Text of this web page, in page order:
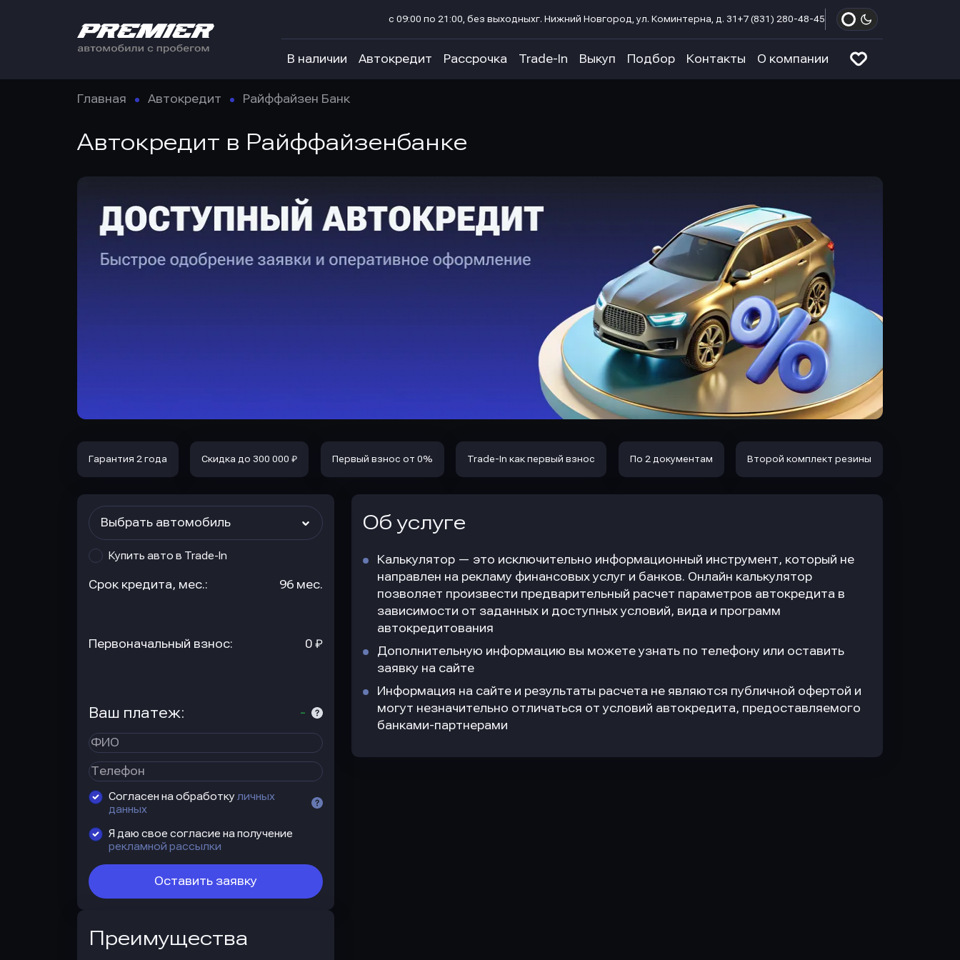
с 09:00 по 21:00, без выходныхг. Нижний Новгород, ул. Коминтерна, д. 31 +7 (831) 280-48-45
В наличии Автокредит Рассрочка Trade-In Выкуп Подбор Контакты О компании
Главная Автокредит Райффайзен Банк
Автокредит в Райффайзенбанке
Гарантия 2 года Скидка до 300 000 ₽ Первый взнос от 0% Trade-In как первый взнос По 2 документам Второй комплект резины
Выбрать автомобиль
Купить авто в Trade-In
Срок кредита, мес.: 96 мес.
Первоначальный взнос: 0 ₽
Ваш платеж: -
Согласен на обработку личных
данных
Я даю свое согласие на получение
рекламной рассылки
Оставить заявку
Преимущества
Об услуге
Калькулятор — это исключительно информационный инструмент, который не
направлен на рекламу финансовых услуг и банков. Онлайн калькулятор
позволяет произвести предварительный расчет параметров автокредита в
зависимости от заданных и доступных условий, вида и программ
автокредитования
Дополнительную информацию вы можете узнать по телефону или оставить
заявку на сайте
Информация на сайте и результаты расчета не являются публичной офертой и
могут незначительно отличаться от условий автокредита, предоставляемого
банками-партнерами